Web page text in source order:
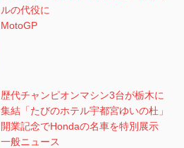
ルの代役に
MotoGP
歴代チャンピオンマシン3台が栃木に
集結「たびのホテル宇都宮ゆいの杜」
開業記念でHondaの名車を特別展示
一般ニュース